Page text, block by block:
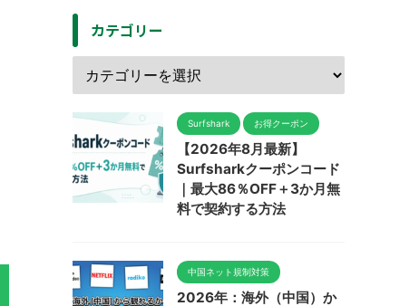
カテゴリー
Surfshark お得クーポン
【2026年8月最新】
Surfsharkクーポンコード
｜最大86％OFF＋3か月無
料で契約する方法
中国ネット規制対策
2026年：海外（中国）か